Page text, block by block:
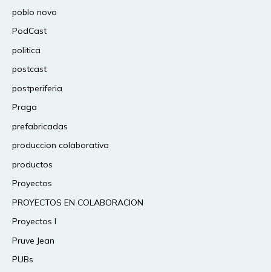
poblo novo
PodCast
politica
postcast
postperiferia
Praga
prefabricadas
produccion colaborativa
productos
Proyectos
PROYECTOS EN COLABORACION
Proyectos I
Pruve Jean
PUBs